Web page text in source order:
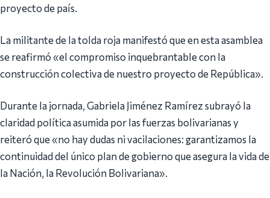
proyecto de país.
La militante de la tolda roja manifestó que en esta asamblea
se reafirmó «el compromiso inquebrantable con la
construcción colectiva de nuestro proyecto de República».
Durante la jornada, Gabriela Jiménez Ramírez subrayó la
claridad política asumida por las fuerzas bolivarianas y
reiteró que «no hay dudas ni vacilaciones: garantizamos la
continuidad del único plan de gobierno que asegura la vida de
la Nación, la Revolución Bolivariana».